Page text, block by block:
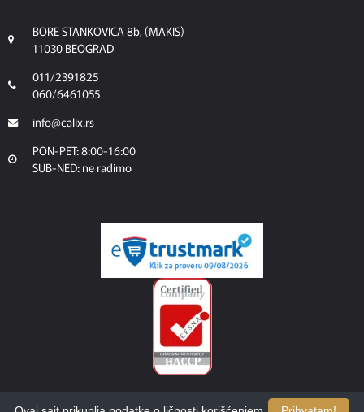
BORE STANKOVICA 8b, (MAKIS)
11030 BEOGRAD
011/2391825
060/6461055
info@calix.rs
PON-PET: 8:00-16:00
SUB-NED: ne radimo